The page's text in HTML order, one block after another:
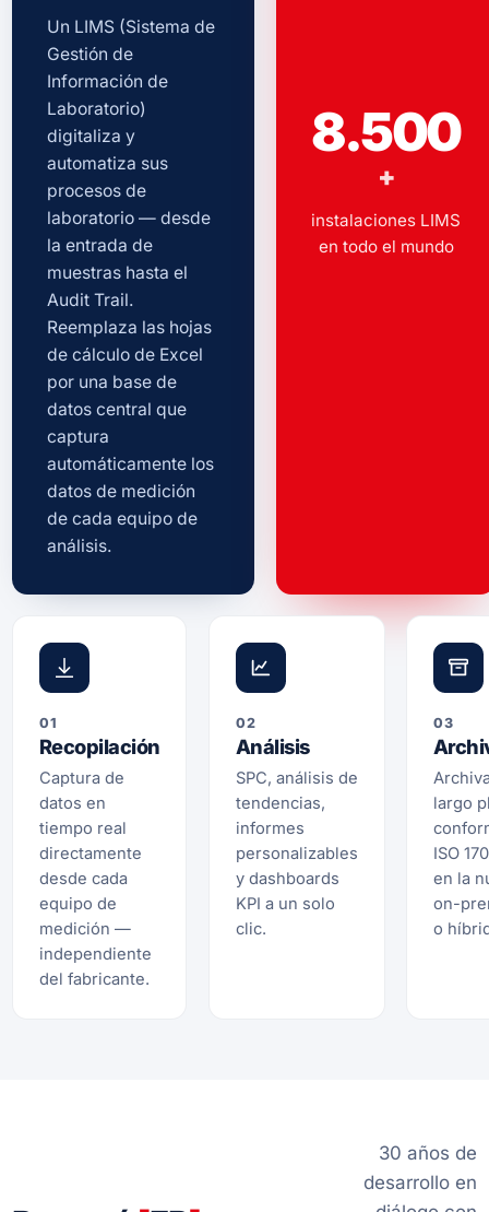
Un LIMS (Sistema de
Gestión de
Información de
Laboratorio)
digitaliza y
automatiza sus
procesos de
laboratorio — desde
la entrada de
muestras hasta el
Audit Trail.
Reemplaza las hojas
de cálculo de Excel
por una base de
datos central que
captura
automáticamente los
datos de medición
de cada equipo de
análisis.
8.500
+
instalaciones LIMS
en todo el mundo
01
Recopilación
Captura de
datos en
tiempo real
directamente
desde cada
equipo de
medición —
independiente
del fabricante.
02
Análisis
SPC, análisis de
tendencias,
informes
personalizables
y dashboards
KPI a un solo
clic.
03
largo
ISO
en la
on-
o
30 años de
desarrollo en